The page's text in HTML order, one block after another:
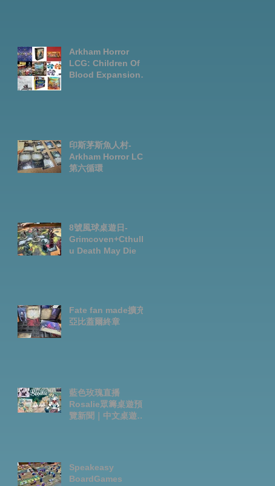
Arkham Horror
LCG: Children Of
Blood Expansion
印斯茅斯魚人村-
Arkham Horror LCG
第六循環
8號風球桌遊日-
Grimcoven+Cthulh
u Death May Die
Fate fan made擴充-
亞比蓋爾終章
藍色玫瑰直播
Rosalie眾籌桌遊預
覽新聞｜中文桌遊節
Speakeasy
BoardGames